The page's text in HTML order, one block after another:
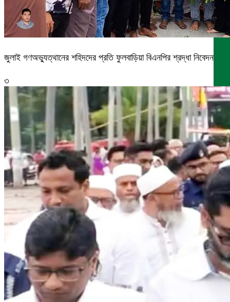
জুলাই গণঅভ্যুত্থানের শহিদদের প্রতি ফুলবাড়িয়া বিএনপির শ্রদ্ধা নিবেদন
৩